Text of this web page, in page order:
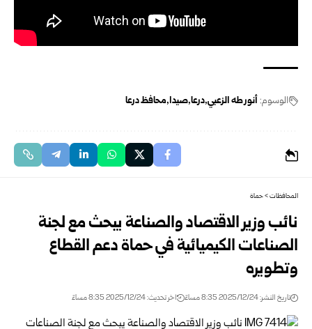
الوسوم:أنور طه الزعبي درعا صيدا محافظ درعا
المحافظات>حماة
نائب وزير الاقتصاد والصناعة يبحث مع لجنة
الصناعات الكيميائية في حماة دعم القطاع
وتطويره
تاريخ النشر: 2025/12/24 8:35 مساءً اخر تحديث: 2025/12/24 8:35 مساءً